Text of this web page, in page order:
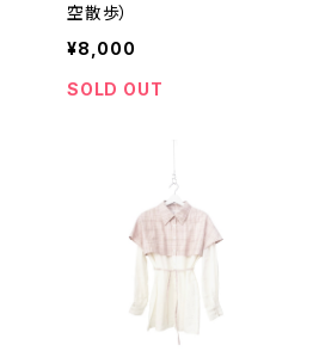
空散歩）
¥8,000
SOLD OUT